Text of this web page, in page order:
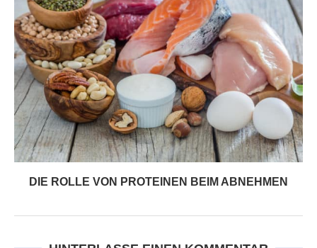
DIE ROLLE VON PROTEINEN BEIM ABNEHMEN